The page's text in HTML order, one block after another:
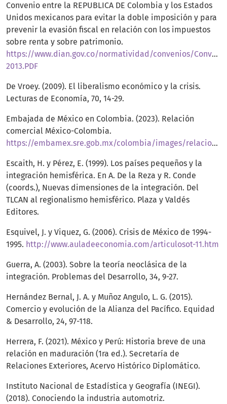
Convenio entre la REPUBLICA DE Colombia y los Estados
Unidos mexicanos para evitar la doble imposición y para
prevenir la evasión fiscal en relación con los impuestos
sobre renta y sobre patrimonio.
https://www.dian.gov.co/normatividad/convenios/
2013.PDF
De Vroey. (2009). El liberalismo económico y la crisis.
Lecturas de Economía, 70, 14-29.
Embajada de México en Colombia. (2023). Relación
comercial México-Colombia.
https://embamex.sre.gob.mx/colombia/images/relacionbilateral/EconomiayComercio.pdf
Escaith, H. y Pérez, E. (1999). Los países pequeños y la
integración hemisférica. En A. De la Reza y R. Conde
(coords.), Nuevas dimensiones de la integración. Del
TLCAN al regionalismo hemisférico. Plaza y Valdés
Editores.
Esquivel, J. y Viquez, G. (2006). Crisis de México de 1994-
1995. http://www.auladeeconomia.com/articulosot-11.htm
Guerra, A. (2003). Sobre la teoría neoclásica de la
integración. Problemas del Desarrollo, 34, 9-27.
Hernández Bernal, J. A. y Muñoz Angulo, L. G. (2015).
Comercio y evolución de la Alianza del Pacífico. Equidad
& Desarrollo, 24, 97-118.
Herrera, F. (2021). México y Perú: Historia breve de una
relación en maduración (1ra ed.). Secretaría de
Relaciones Exteriores, Acervo Histórico Diplomático.
Instituto Nacional de Estadística y Geografía (INEGI).
(2018). Conociendo la industria automotriz.